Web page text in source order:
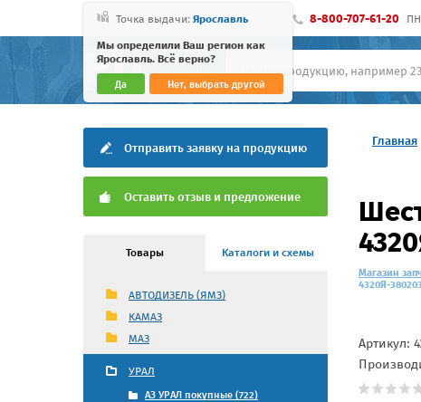
Точка выдачи: Ярославль
Мы определили Ваш регион как
Ярославль. Всё верно?
Да Нет, выбрать другой
8-800-707-61-20
Главная
Отправить заявку на продукцию
Оставить отзыв и предложение
Товары Каталоги и схемы
АВТОДИЗЕЛЬ (ЯМЗ)
КАМАЗ
МАЗ
УРАЛ
АЗ УРАЛ покупные (722)
Магазин
4320Я-
Артикул: